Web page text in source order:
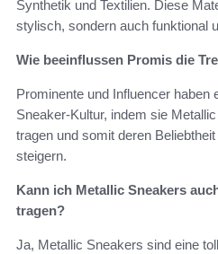
Synthetik und Textilien. Diese
stylisch, sondern auch funktional
Wie beeinflussen Promis die
Prominente und Influencer haben
Sneaker-Kultur, indem sie
tragen und somit deren
steigern.
Kann ich Metallic Sneakers
tragen?
Ja, Metallic Sneakers sind eine